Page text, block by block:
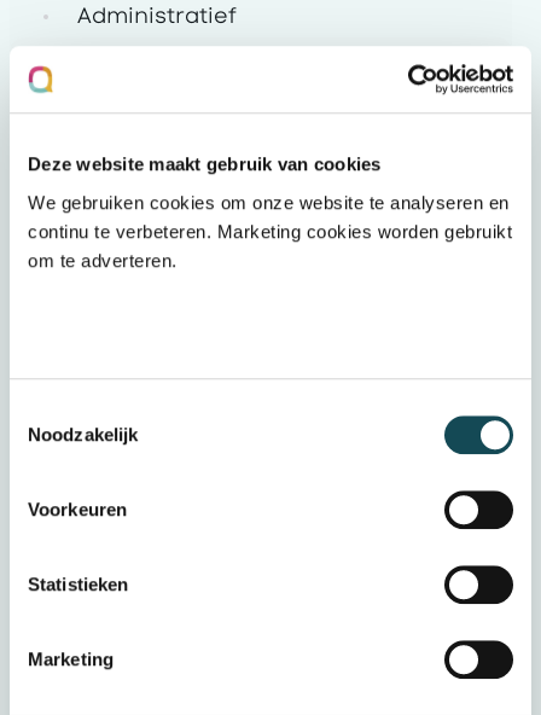
Deze website maakt gebruik van cookies
We gebruiken cookies om onze website te analyseren en
continu te verbeteren. Marketing cookies worden gebruikt
om te adverteren.
Noodzakelijk
Voorkeuren
Statistieken
Marketing
Administratief
Marketing
Overig